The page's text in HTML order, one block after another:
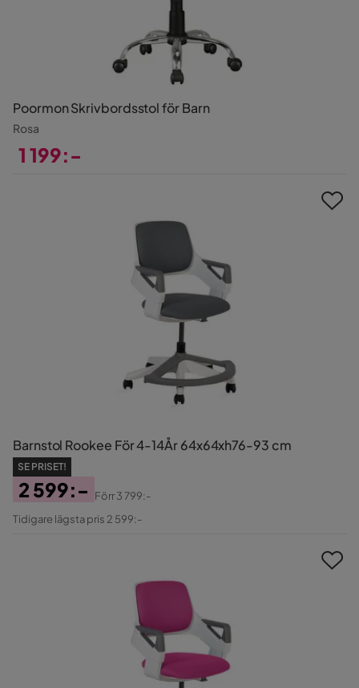
Poormon Skrivbordsstol för Barn
Rosa
1 199:-
Barnstol Rookee För 4-14År 64x64xh76-93 cm
SE PRISET!
Pris
2 599:-
Original
Förr3 799:-
Tidigare lägsta pris 2 599:-